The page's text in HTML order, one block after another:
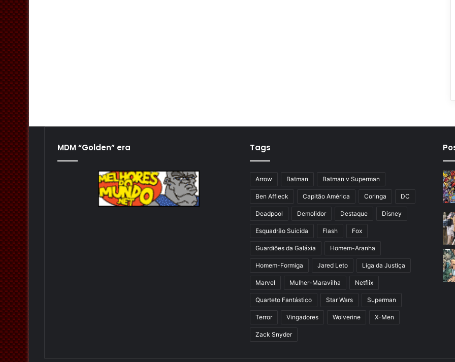
MDM “Golden” era Tags
Arrow Batman Batman v Superman
Ben Affleck Capitão América Coringa DC
Deadpool Demolidor Destaque Disney
Esquadrão Suicida Flash Fox
Guardiões da Galáxia Homem-Aranha
Homem-Formiga Jared Leto Liga da Justiça
Marvel Mulher-Maravilha Netflix
Quarteto Fantástico Star Wars Superman
Terror Vingadores Wolverine X-Men
Zack Snyder